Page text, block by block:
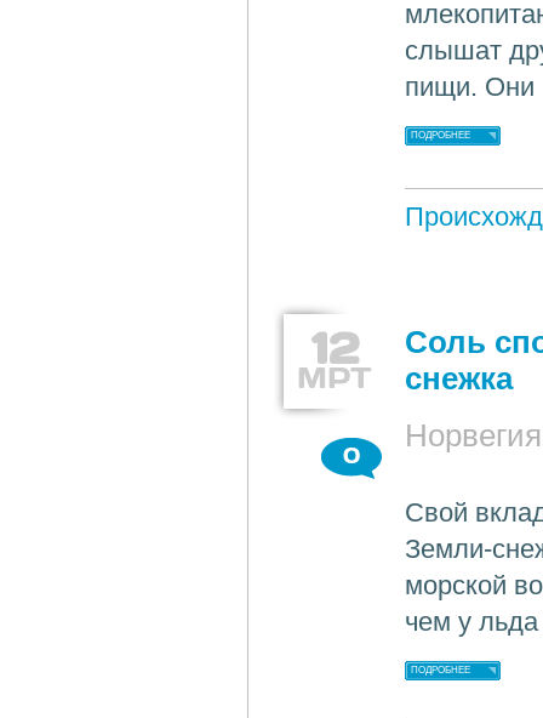
слышат
пищи. Они
ПОДРОБНЕЕ
12
МРТ
Соль
снежка
Норвегия
0
Свой
Земли-
морской
чем у льда
ПОДРОБНЕЕ